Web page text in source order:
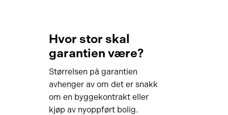
Hvor stor skal
garantien være?
Størrelsen på garantien
avhenger av om det er snakk
om en byggekontrakt eller
kjøp av nyoppført bolig.